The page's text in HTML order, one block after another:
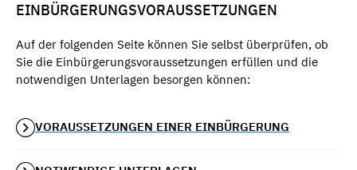
EINBÜRGERUNGSVORAUSSETZUNGEN
Auf der folgenden Seite können Sie selbst überprüfen, ob
Sie die Einbürgerungsvoraussetzungen erfüllen und die
notwendigen Unterlagen besorgen können:
VORAUSSETZUNGEN EINER EINBÜRGERUNG